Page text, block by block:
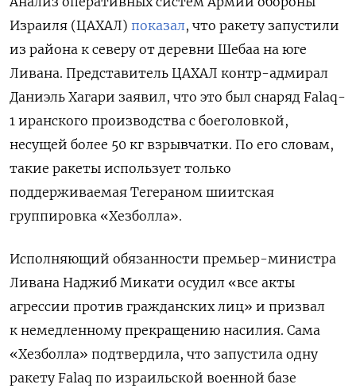
Израиля (ЦАХАЛ) показал, что ракету запустили
из района к северу от деревни Шебаа на юге
Ливана. Представитель ЦАХАЛ контр-адмирал
Даниэль Хагари заявил, что это был снаряд Falaq-
1 иранского производства с боеголовкой,
несущей более 50 кг взрывчатки. По его словам,
такие ракеты использует только
поддерживаемая Тегераном шиитская
группировка «Хезболла».
Исполняющий обязанности премьер-министра
Ливана Наджиб Микати осудил «все акты
агрессии против гражданских лиц» и призвал
к немедленному прекращению насилия. Сама
«Хезболла» подтвердила, что запустила одну
ракету Falaq по израильской военной базе